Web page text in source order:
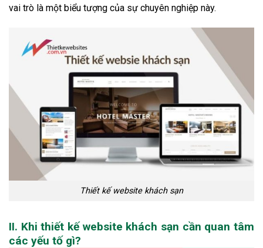
vai trò là một biểu tượng của sự chuyên nghiệp này.
Thiết kế website khách sạn
II. Khi thiết kế website khách sạn cần quan tâm
các yếu tố gì?